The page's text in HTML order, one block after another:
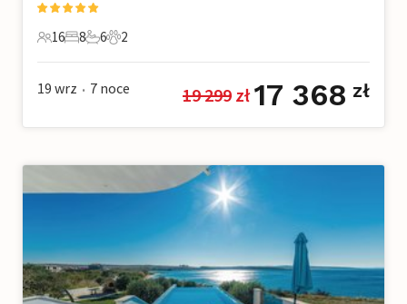
16 Goście
16
8 Sypialnie
8
6 Łazienki
6
2 Zwierzęta domowe
2
19 wrz • 7 noce 19 299 zł 17 368 zł